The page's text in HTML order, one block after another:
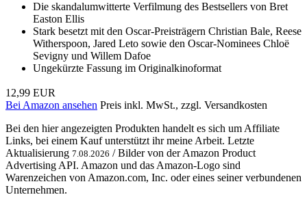
Die skandalumwitterte Verfilmung des Bestsellers von Bret
Easton Ellis
Stark besetzt mit den Oscar-Preisträgern Christian Bale, Reese
Witherspoon, Jared Leto sowie den Oscar-Nominees Chloë
Sevigny und Willem Dafoe
Ungekürzte Fassung im Originalkinoformat
12,99 EUR
Bei Amazon ansehen Preis inkl. MwSt., zzgl. Versandkosten
Bei den hier angezeigten Produkten handelt es sich um Affiliate
Links, bei einem Kauf unterstützt ihr meine Arbeit. Letzte
Aktualisierung 7.08.2026 / Bilder von der Amazon Product
Advertising API. Amazon und das Amazon-Logo sind
Warenzeichen von Amazon.com, Inc. oder eines seiner verbundenen
Unternehmen.